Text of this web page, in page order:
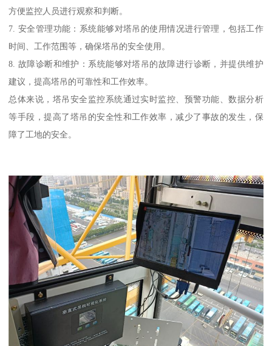
方便监控人员进行观察和判断。
7. 安全管理功能：系统能够对塔吊的使用情况进行管理，包括工作
时间、工作范围等，确保塔吊的安全使用。
8. 故障诊断和维护：系统能够对塔吊的故障进行诊断，并提供维护
建议，提高塔吊的可靠性和工作效率。
总体来说，塔吊安全监控系统通过实时监控、预警功能、数据分析
等手段，提高了塔吊的安全性和工作效率，减少了事故的发生，保
障了工地的安全。